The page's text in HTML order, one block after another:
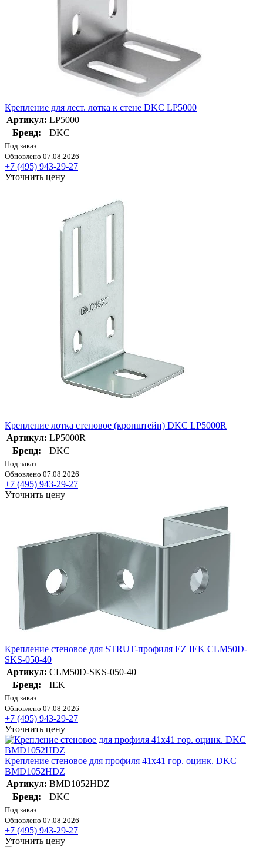
Крепление для лест. лотка к стене DKC LP5000
Артикул: LP5000
Бренд:
DKC
Под заказ
Обновлено 07.08.2026
+7 (495) 943-29-27
Уточнить цену
Крепление лотка стеновое (кронштейн) DKC LP5000R
Артикул: LP5000R
Бренд:
DKC
Под заказ
Обновлено 07.08.2026
+7 (495) 943-29-27
Уточнить цену
Крепление стеновое для STRUT-профиля EZ IEK CLM50D-
SKS-050-40
Артикул: CLM50D-SKS-050-40
Бренд:
IEK
Под заказ
Обновлено 07.08.2026
+7 (495) 943-29-27
Уточнить цену
Крепление стеновое для профиля 41х41 гор. оцинк. DKC
BMD1052HDZ
Артикул: BMD1052HDZ
Бренд:
DKC
Под заказ
Обновлено 07.08.2026
+7 (495) 943-29-27
Уточнить цену